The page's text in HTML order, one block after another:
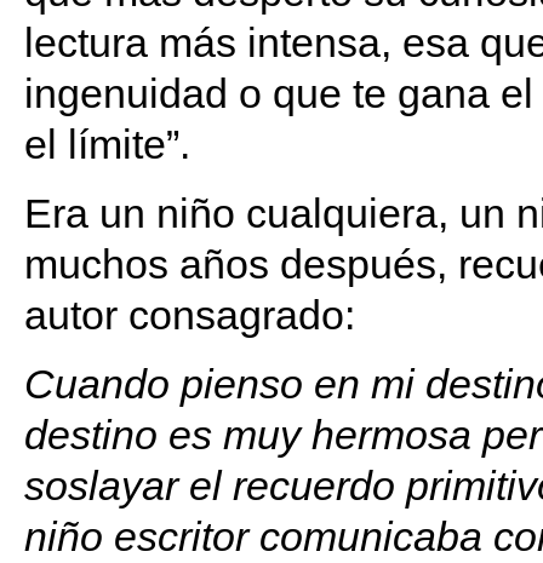
lectura más intensa, esa
ingenuidad o que te gana
el límite”.
Era un niño cualquiera, un
muchos años después,
autor consagrado:
Cuando pienso en mi
destino es muy hermosa
soslayar el recuerdo
niño escritor comunicaba